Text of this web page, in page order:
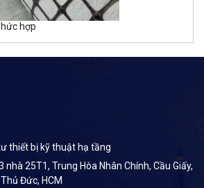
hợp
thiết bị kỹ thuật hạ tầng
nhà 25T1, Trung Hòa Nhân Chính, Cầu Giấy,
Đức, HCM